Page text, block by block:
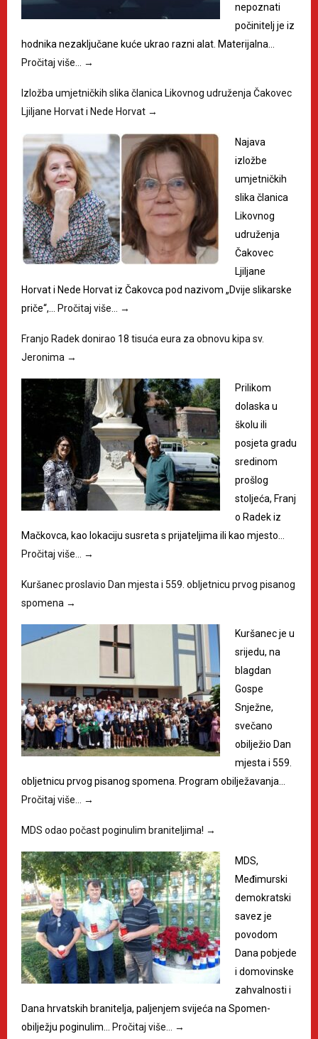
nepoznati
počinitelj je iz
hodnika nezaključane kuće ukrao razni alat. Materijalna…
Pročitaj više…
→
Izložba umjetničkih slika članica Likovnog udruženja Čakovec
Ljiljane Horvat i Nede Horvat →
Najava
izložbe
umjetničkih
slika članica
Likovnog
udruženja
Čakovec
Ljiljane
Horvat i Nede Horvat iz Čakovca pod nazivom „Dvije slikarske
priče“,…
Pročitaj više… →
Franjo Radek donirao 18 tisuća eura za obnovu kipa sv.
Jeronima →
Prilikom
dolaska u
školu ili
posjeta gradu
sredinom
prošlog
stoljeća, Franj
o Radek iz
Mačkovca, kao lokaciju susreta s prijateljima ili kao mjesto…
Pročitaj više…
→
Kuršanec proslavio Dan mjesta i 559. obljetnicu prvog pisanog
spomena →
Kuršanec je u
srijedu, na
blagdan
Gospe
Snježne,
svečano
obilježio Dan
mjesta i 559.
obljetnicu prvog pisanog spomena. Program obilježavanja…
Pročitaj više…
→
MDS odao počast poginulim braniteljima! →
MDS,
Međimurski
demokratski
savez je
povodom
Dana pobjede
i domovinske
zahvalnosti i
Dana hrvatskih branitelja, paljenjem svijeća na Spomen-
obilježju poginulim…
Pročitaj više… →